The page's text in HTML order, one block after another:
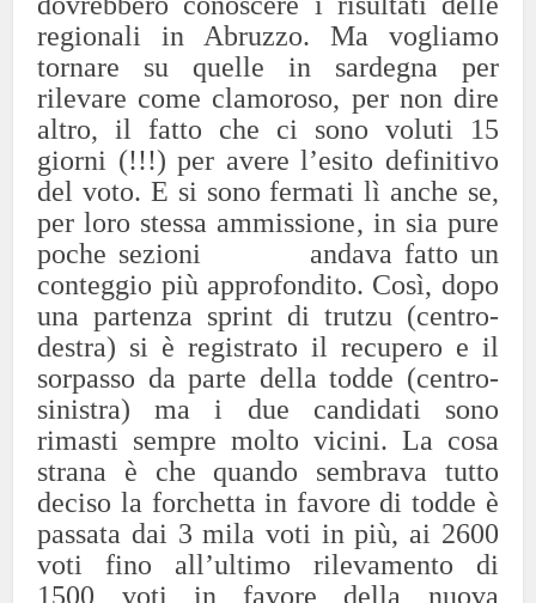
regionali in Abruzzo. Ma vogliamo
tornare su quelle in sardegna per
rilevare come clamoroso, per non dire
altro, il fatto che ci sono voluti 15
giorni (!!!) per avere l’esito definitivo
del voto. E si sono fermati lì anche se,
per loro stessa ammissione, in sia pure
poche sezioni andava fatto un
conteggio più approfondito. Così, dopo
una partenza sprint di trutzu (centro-
destra) si è registrato il recupero e il
sorpasso da parte della todde (centro-
sinistra) ma i due candidati sono
rimasti sempre molto vicini. La cosa
strana è che quando sembrava tutto
deciso la forchetta in favore di todde è
passata dai 3 mila voti in più, ai 2600
voti fino all’ultimo rilevamento di
1500 voti in favore della nuova